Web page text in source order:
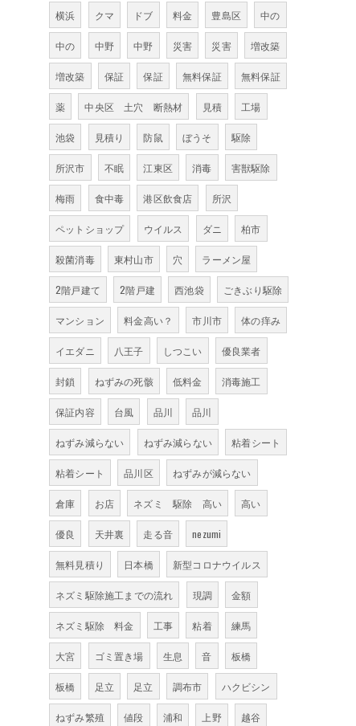
横浜 クマ ドブ 料金 豊島区 中の
中の 中野 中野 災害 災害 増改築
増改築 保証 保証 無料保証 無料保証
薬 中央区 土穴 断熱材 見積 工場
池袋 見積り 防鼠 ぼうそ 駆除
所沢市 不眠 江東区 消毒 害獣駆除
梅雨 食中毒 港区飲食店 所沢
ペットショップ ウイルス ダニ 柏市
殺菌消毒 東村山市 穴 ラーメン屋
2階戸建て 2階戸建 西池袋 ごきぶり駆除
マンション 料金高い？ 市川市 体の痒み
イエダニ 八王子 しつこい 優良業者
封鎖 ねずみの死骸 低料金 消毒施工
保証内容 台風 品川 品川
ねずみ減らない ねずみ減らない 粘着シート
粘着シート 品川区 ねずみが減らない
倉庫 お店 ネズミ 駆除 高い 高い
優良 天井裏 走る音 nezumi
無料見積り 日本橋 新型コロナウイルス
ネズミ駆除施工までの流れ 現調 金額
ネズミ駆除 料金 工事 粘着 練馬
大宮 ゴミ置き場 生息 音 板橋
板橋 足立 足立 調布市 ハクビシン
ねずみ繁殖 値段 浦和 上野 越谷